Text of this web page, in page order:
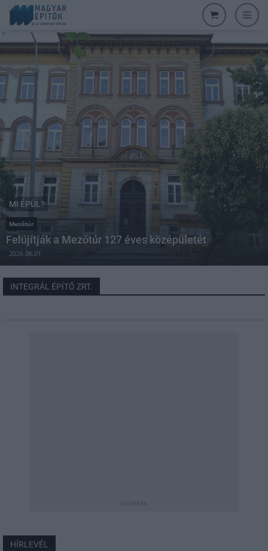
MI ÉPÜL?
Mezőtúr
Felújítják a Mezőtúr 127 éves középületét
2026.06.01
INTEGRÁL ÉPÍTŐ ZRT.
HÍRLEVÉL